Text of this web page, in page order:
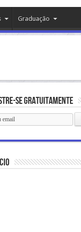
Graduação
se gratuitamente